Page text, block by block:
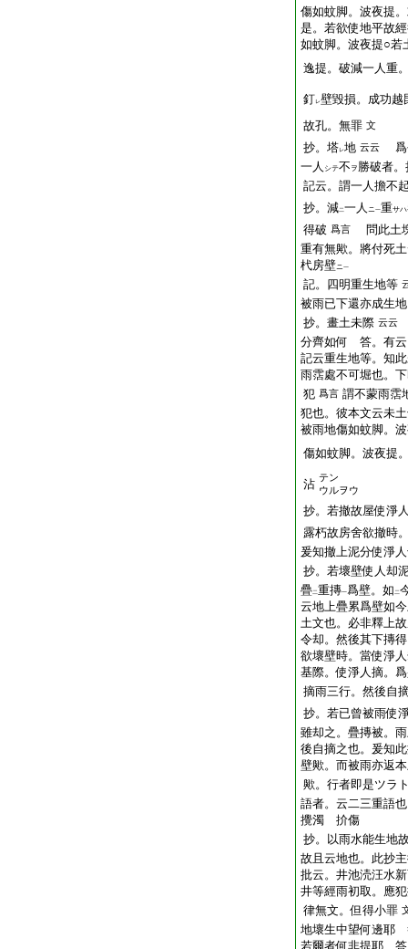
傷如蚊脚。波夜提
是。若欲使地平故
如蚊脚。波夜提○若
逸提。破減一人重
釘レ壁毀損。成功越
故孔。無罪 文
抄。 塔レ地 云云
爲
一人 シテ不 ヲ 勝破者。
記云。謂一人擔不
抄。減二一人 ニ一重サハ
得破 爲言
問此土
重有無歟。將付
杙房壁ニ一
記。四明重生地等
被雨已下還亦成生
抄。畫土未際 云云
分齊如何 答。有云
記云重生地等。知
雨霑處不可堀也。
犯 爲言 謂不蒙雨霑
犯也。彼本文云未
被雨地傷如蚊脚。
傷如蚊脚。波夜提
沾 テン
ウルヲウ
抄。若撤故屋使淨
露朽故房舍欲撤時
爰知撤上泥分使淨
抄。若壞壁使人却
疊二重摶一爲壁。如 二
云地上疊累爲壁如
土文也。必非釋上
令却。然後其下摶
欲壞壁時。當使淨
基際。使淨人摘。
摘雨三行。然後自
抄。若已曾被雨使
雖却之。疊摶被。
後自摘之也。爰知
壁歟。而被雨亦返
歟。 行者即是ツラ
語者。云二三重語
攪濁
扴傷
抄。以雨水能生地
故且云地也。此抄
批云。井池涜汪水
井等經雨初取。應
律無文。但得小罪
地壞生中望何邊耶
若爾者何非提耶 答